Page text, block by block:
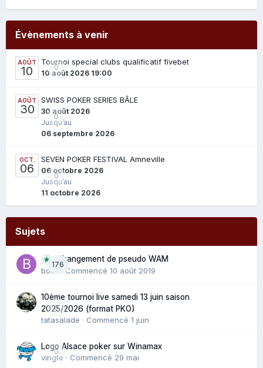
Évènements à venir
AOÛT
10 0
Tournoi special clubs qualificatif fivebet
10 août 2026 19:00
AOÛT
30
0
SWISS POKER SERIES BÂLE
30 août 2026
Jusqu’au
06 septembre 2026
OCT.
06
0
SEVEN POKER FESTIVAL Amneville
06 octobre 2026
Jusqu’au
11 octobre 2026
Sujets
176
Changement de pseudo WAM
bouli
· Commencé 10 août 2019
0
10ème tournoi live samedi 13 juin saison
2025/2026 (format PKO)
tatasalade · Commencé 1 juin
0
Logo Alsace poker sur Winamax
vingte · Commencé 29 mai